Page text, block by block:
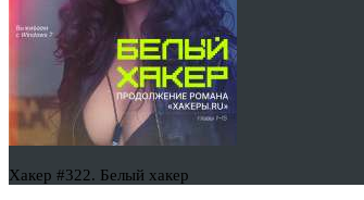
Хакер #322. Белый хакер